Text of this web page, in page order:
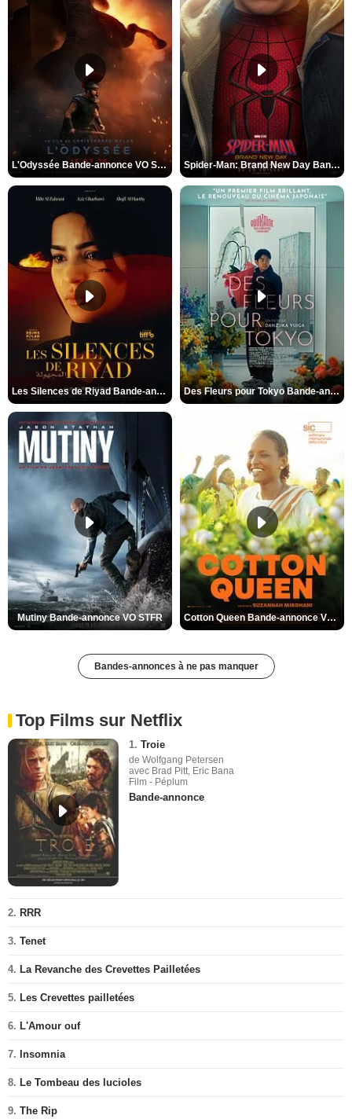
L'Odyssée Bande-annonce VO STFR Spider-Man: Brand New Day Bande-annonce VO STFR
Les Silences de Riyad Bande-annonce VO STFR Des Fleurs pour Tokyo Bande-annonce VO STFR
Mutiny Bande-annonce VO STFR Cotton Queen Bande-annonce VO STFR
Bandes-annonces à ne pas manquer
Top Films sur Netflix
1. Troie
de Wolfgang Petersen
avec Brad Pitt, Eric Bana
Film - Péplum
Bande-annonce
2. RRR
3. Tenet
4. La Revanche des Crevettes Pailletées
5. Les Crevettes pailletées
6. L'Amour ouf
7. Insomnia
8. Le Tombeau des lucioles
9. The Rip